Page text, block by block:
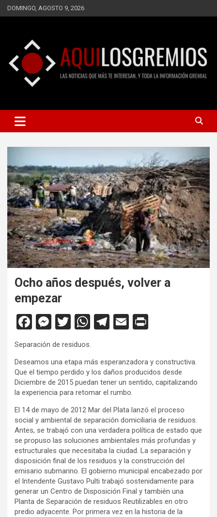
Saltar
al
DOMINGO, AGOSTO 9, 2026
AQUÍ LOS GREMIOS
INFORMACIÓN GREMIAL
Ocho años después, volver a
empezar
F
ce
b
o
o
k
M
es
se
n
g
er
T
wi
tt
er
W
at
s
A
p
p
T
gr
a
m
E
ri
e
dl
y
Separación de residuos.
Deseamos una etapa más esperanzadora y constructiva.
Que el tiempo perdido y los daños producidos desde
Diciembre de 2015 puedan tener un sentido, capitalizando
la experiencia para retomar el rumbo.
El 14 de mayo de 2012 Mar del Plata lanzó el proceso
social y ambiental de separación domiciliaria de residuos.
Antes, se trabajó con una verdadera política de estado que
se propuso las soluciones ambientales más profundas y
estructurales que necesitaba la ciudad. La separación y
disposición final de los residuos y la construcción del
emisario submarino. El gobierno municipal encabezado por
el Intendente Gustavo Pulti trabajó sostenidamente para
generar un Centro de Disposición Final y también una
Planta de Separación de residuos Reutilizables en otro
predio adyacente. Por primera vez en la historia de la